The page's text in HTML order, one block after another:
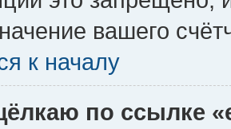
вашего
к началу
по ссылке